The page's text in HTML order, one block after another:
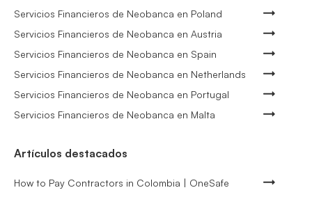
Servicios Financieros de Neobanca en Poland
Servicios Financieros de Neobanca en Austria
Servicios Financieros de Neobanca en Spain
Servicios Financieros de Neobanca en Netherlands
Servicios Financieros de Neobanca en Portugal
Servicios Financieros de Neobanca en Malta
Artículos destacados
How to Pay Contractors in Colombia | OneSafe